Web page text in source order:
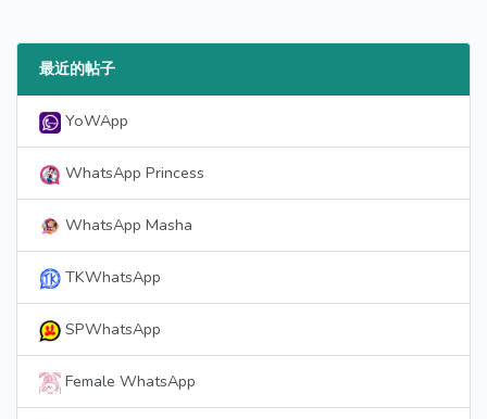
最近的帖子
YoWApp
WhatsApp Princess
WhatsApp Masha
TKWhatsApp
SPWhatsApp
Female WhatsApp